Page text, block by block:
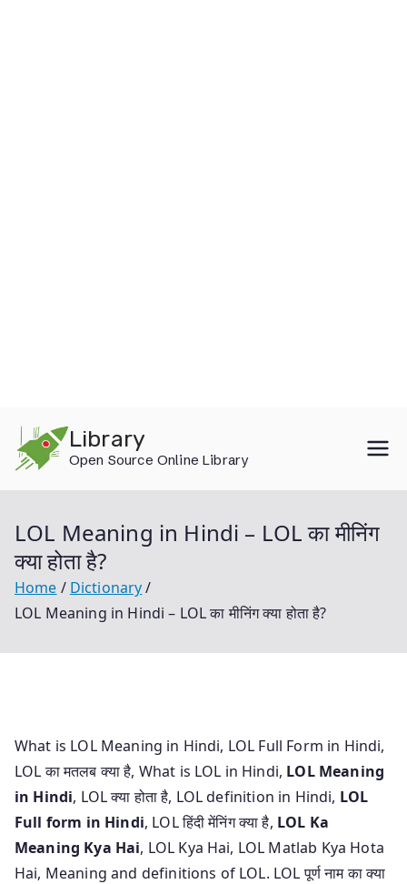
content
Library
Open Source Online Library
LOL Meaning in Hindi – LOL का मीनिंग
क्या होता है?
Home
Dictionary
LOL Meaning in Hindi – LOL का मीनिंग क्या होता है?
What is LOL Meaning in Hindi, LOL Full Form in Hindi,
LOL का मतलब क्या है, What is LOL in Hindi, LOL Meaning
in Hindi, LOL क्या होता है, LOL definition in Hindi, LOL
Full form in Hindi, LOL हिंदी मेंनिंग क्या है, LOL Ka
Meaning Kya Hai, LOL Kya Hai, LOL Matlab Kya Hota
Hai, Meaning and definitions of LOL. LOL पूर्ण नाम का क्या